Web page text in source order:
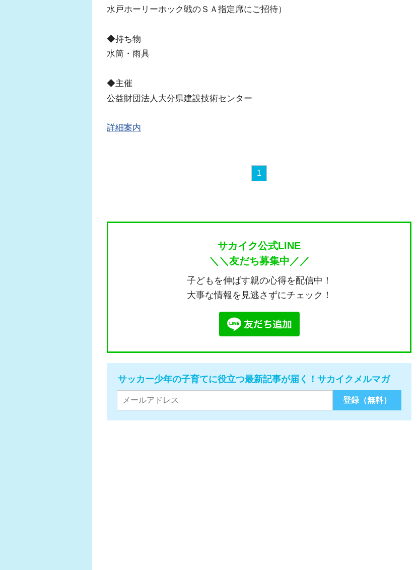
水戸ホーリーホック戦のＳＡ指定席にご招待）
◆持ち物
水筒・雨具
◆主催
公益財団法人大分県建設技術センター
詳細案内
1
サカイク公式LINE
＼＼友だち募集中／／
子どもを伸ばす親の心得を配信中！
大事な情報を見逃さずにチェック！
サッカー少年の子育てに役立つ最新記事が届く！サカイクメルマガ